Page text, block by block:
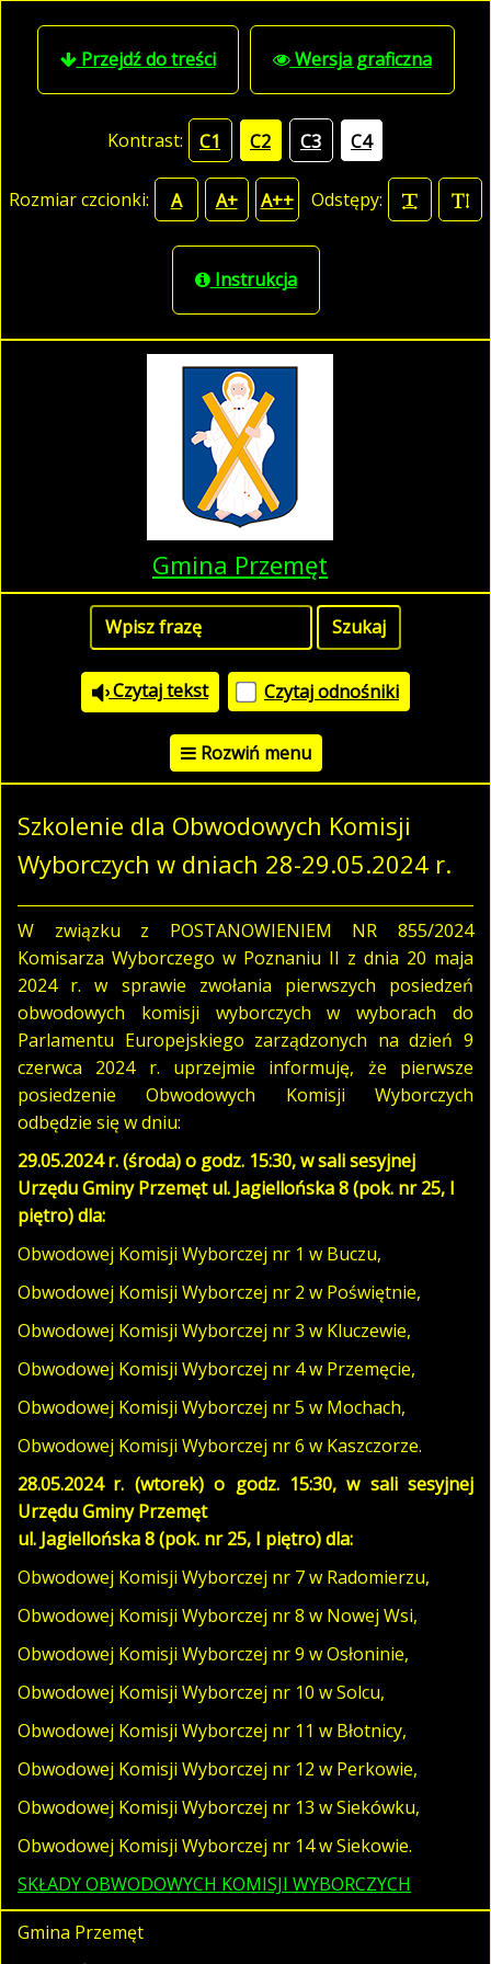
Przejdź do treści Wersja graficzna
Kontrast: C1 C2 C3 C4
Rozmiar czcionki: A A+ A++ Odstępy:
Instrukcja
Gmina Przemęt
Czytaj tekst Czytaj odnośniki
Rozwiń menu
Szkolenie dla Obwodowych Komisji
Wyborczych w dniach 28-29.05.2024 r.
W związku z POSTANOWIENIEM NR 855/2024
Komisarza Wyborczego w Poznaniu II z dnia 20 maja
2024 r. w sprawie zwołania pierwszych posiedzeń
obwodowych komisji wyborczych w wyborach do
Parlamentu Europejskiego zarządzonych na dzień 9
czerwca 2024 r. uprzejmie informuję, że pierwsze
posiedzenie Obwodowych Komisji Wyborczych
odbędzie się w dniu:
29.05.2024 r. (środa) o godz. 15:30, w sali sesyjnej
Urzędu Gminy Przemęt ul. Jagiellońska 8 (pok. nr 25, I
piętro)dla:
Obwodowej Komisji Wyborczej nr 1 w Buczu,
Obwodowej Komisji Wyborczej nr 2 w Poświętnie,
Obwodowej Komisji Wyborczej nr 3 w Kluczewie,
Obwodowej Komisji Wyborczej nr 4 w Przemęcie,
Obwodowej Komisji Wyborczej nr 5 w Mochach,
Obwodowej Komisji Wyborczej nr 6 w Kaszczorze.
28.05.2024 r. (wtorek) o godz. 15:30, w sali sesyjnej
Urzędu Gminy Przemęt
ul. Jagiellońska 8 (pok. nr 25, I piętro)dla:
Obwodowej Komisji Wyborczej nr 7 w Radomierzu,
Obwodowej Komisji Wyborczej nr 8 w Nowej Wsi,
Obwodowej Komisji Wyborczej nr 9 w Osłoninie,
Obwodowej Komisji Wyborczej nr 10 w Solcu,
Obwodowej Komisji Wyborczej nr 11 w Błotnicy,
Obwodowej Komisji Wyborczej nr 12 w Perkowie,
Obwodowej Komisji Wyborczej nr 13 w Siekówku,
Obwodowej Komisji Wyborczej nr 14 w Siekowie.
SKŁADY OBWODOWYCH KOMISJI WYBORCZYCH
Gmina Przemęt